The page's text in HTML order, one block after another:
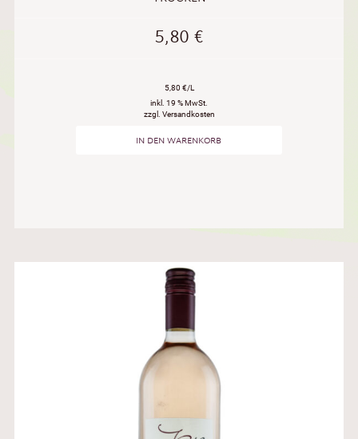
5,80€
5,80 €/L
inkl. 19 % MwSt.
zzgl. Versandkosten
IN DEN WARENKORB